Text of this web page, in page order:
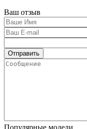
Ваш отзыв
Популярные модели